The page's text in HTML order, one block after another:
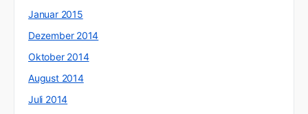
Januar 2015
Dezember 2014
Oktober 2014
August 2014
Juli 2014